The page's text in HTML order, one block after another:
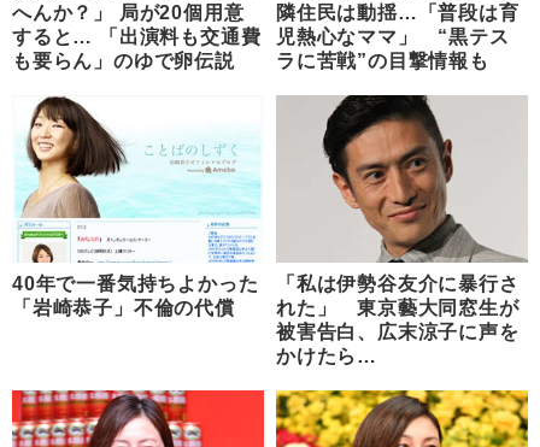
へんか？」 局が20個用意
すると… 「出演料も交通費
も要らん」のゆで卵伝説
隣住民は動揺…「普段は育
児熱心なママ」 “黒テス
ラに苦戦”の目撃情報も
40年で一番気持ちよかった
「岩崎恭子」不倫の代償
「私は伊勢谷友介に暴行さ
れた」 東京藝大同窓生が
被害告白、広末涼子に声を
かけたら…